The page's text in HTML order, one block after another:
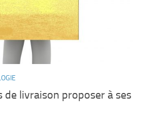
de livraison proposer à ses